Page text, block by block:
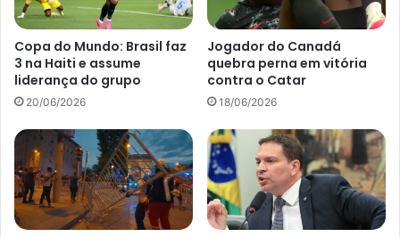
Copa do Mundo: Brasil faz
3 na Haiti e assume
liderança do grupo
20/06/2026
Jogador do Canadá
quebra perna em vitória
contra o Catar
18/06/2026